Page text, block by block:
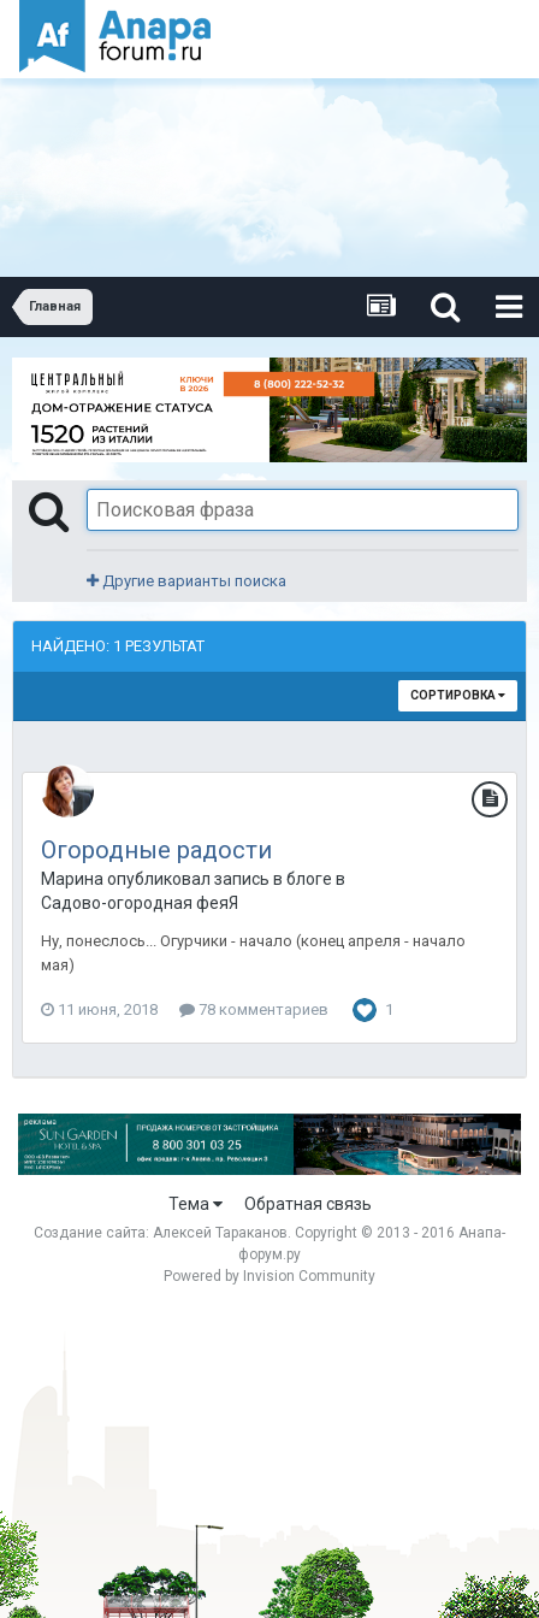
Главная
Другие варианты поиска
НАЙДЕНО: 1 РЕЗУЛЬТАТ
СОРТИРОВКА
Огородные радости
Марина опубликовал запись в блоге в
Садово-огородная феяЯ
Ну, понеслось... Огурчики - начало (конец апреля - начало
мая)
11 июня, 2018 78 комментариев 1
Тема Обратная связь
Создание сайта: Алексей Тараканов. Copyright © 2013 - 2016 Анапа-
форум.ру
Powered by Invision Community